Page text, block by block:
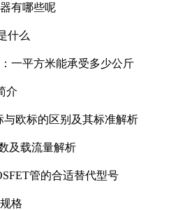
有哪些呢
什么
一平方米能承受多少公斤
介
与欧标的区别及其标准解析
及载流量解析
管的合适替代型号
格